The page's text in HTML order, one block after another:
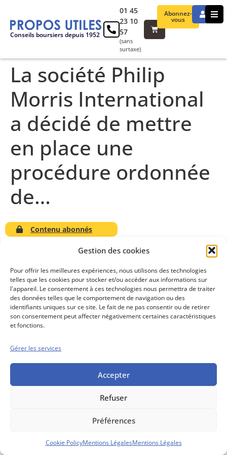
Gestion des cookies
Pour offrir les meilleures expériences, nous utilisons des technologies
telles que les cookies pour stocker et/ou accéder aux informations sur
l'appareil. Le consentement à ces technologies nous permettra de traiter
des données telles que le comportement de navigation ou des
identifiants uniques sur ce site. Le fait de ne pas consentir ou de retirer
son consentement peut affecter négativement certaines caractéristiques
et fonctions.
Gérer les services
Accepter
Refuser
Préférences
Cookie PolicyMentions LégalesMentions Légales
Conseils boursiers depuis 1952
Abonnez-
vous
01 45
23 10
57
(sans
surtaxe)
La société Philip
Morris International
a décidé de mettre
en place une
procédure ordonnée
de…
Contenu abonnés
Conseils boursiers depuis 1952
Propos Utiles est
une publication
des Editions
Marigny